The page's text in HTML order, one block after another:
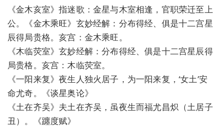
《金木亥室》指迷歌：金星与木室相逢，官职荣迁至上
公。《金木乘旺》玄妙经解：分布得经、俱是十二宫星
辰得局贵格。亥宫：金木乘旺。
《木临荧室》玄妙经解：分布得经、俱是十二宫星辰得
局贵格。亥宫：木临荧室。
《一阳来复》夜生人独火居子，为一阳来复，‘女土’安
命尤奇。《谈星奥论》
《土在齐吴》夫土在齐吴，虽夜生而福尤昌炽（土居子
丑）。《躔度赋》